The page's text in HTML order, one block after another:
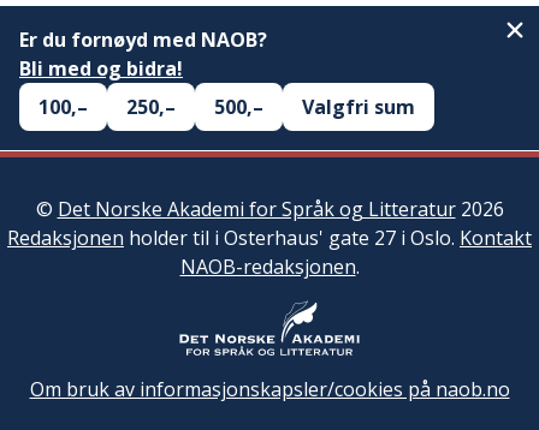
Er du fornøyd med NAOB?
Bli med og bidra!
100,–
250,– 500,– Valgfri sum
© Det Norske Akademi for Språk og Litteratur2026
Redaksjonen holder til i Osterhaus' gate 27 i Oslo. Kontakt
NAOB-redaksjonen.
Om bruk av informasjonskapsler/cookies på naob.no